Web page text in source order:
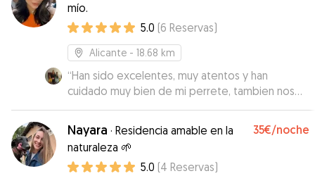
mío.
5.0 (6 Reservas)
Alicante - 18.68 km
“Han sido excelentes, muy atentos y han
cuidado muy bien de mi perrete, tambien nos
han mantenido siempre informados y nos han
mandado tanto fotos como videos para que
estemos tranquilos de que esta bien y en
buenas manos, sin duda los recomiendo al 100%,
son un matrimonio encantador, ya se a quien
Nayara · Residencia amable en la
naturaleza 🌱
35€/noche
5.0 (4 Reservas)